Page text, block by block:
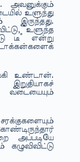
அவனுக்கும்
உளுந்து
“உளுந்த
டீ” என்று
உண்டான்.
வடையையும்
அப்படியே
கழுவிவிட்டு